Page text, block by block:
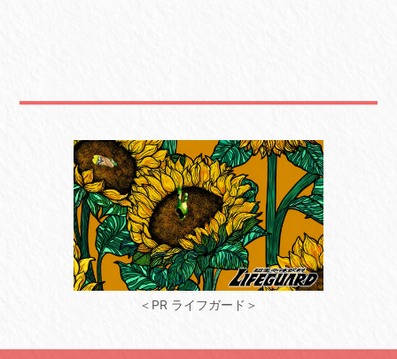
＜PR ライフガード＞